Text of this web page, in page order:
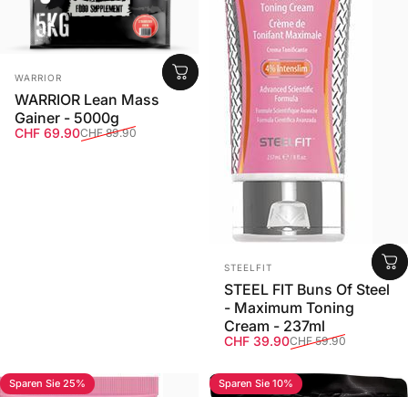
Anbieter:
WARRIOR
WARRIOR Lean Mass
Gainer - 5000g
Verkaufspreis
CHF 69.90
Normaler Preis
CHF 89.90
Anbieter:
STEELFIT
STEEL FIT Buns Of Steel
- Maximum Toning
Cream - 237ml
Verkaufspreis
CHF 39.90
Normaler Preis
CHF 59.90
Sparen Sie 25% Sparen Sie 10%